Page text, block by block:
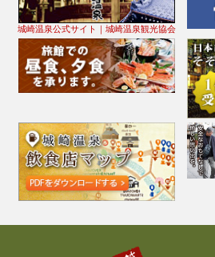
城崎温泉公式サイト｜城崎温泉観光協会